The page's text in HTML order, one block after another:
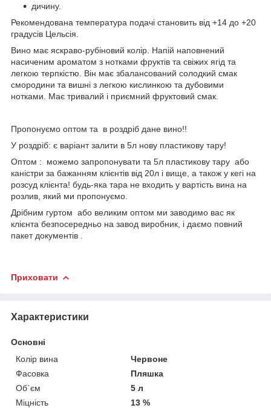
дичину.
Рекомендована температура подачі становить від +14 до +20
градусів Цельсія.
Вино має яскраво-рубіновий колір. Напій наповнений
насиченим ароматом з нотками фруктів та свіжих ягід та
легкою терпкістю. Він має збалансований солодкий смак
смородини та вишні з легкою кислинкою та дубовими
нотками. Має тривалий і приємний фруктовий смак.
Пропонуємо оптом та в роздріб дане вино!!
У роздріб: є варіант залити в 5л нову пластикову тару!
Оптом : можемо запропонувати та 5л пластикову тару або
каністри за бажанням клієнтів від 20л і вище, а також у кегі на
розсуд клієнта! будь-яка тара не входить у вартість вина на
розлив, який ми пропонуємо.
Дрібним гуртом або великим оптом ми заводимо вас як
клієнта безпосередньо на завод виробник, і даємо повний
пакет документів .
Приховати
Характеристики
Основні
Колір вина
Червоне
Фасовка
Пляшка
Об`єм
5 л
Міцність
13 %